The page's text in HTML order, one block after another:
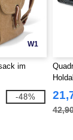
W1
im
-48%